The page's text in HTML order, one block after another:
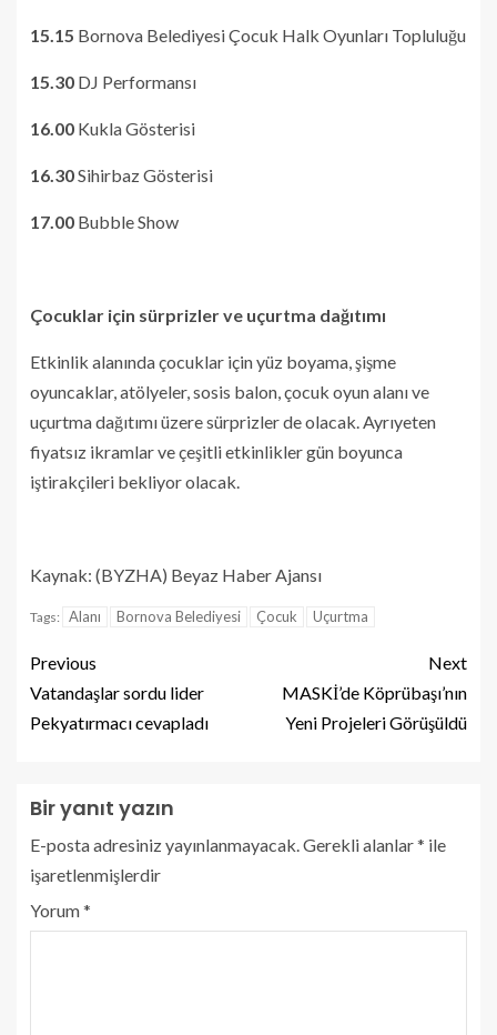
15.15 Bornova Belediyesi Çocuk Halk Oyunları Topluluğu
15.30 DJ Performansı
16.00 Kukla Gösterisi
16.30Sihirbaz Gösterisi
17.00 Bubble Show
Çocuklar için sürprizler ve uçurtma dağıtımı
Etkinlik alanında çocuklar için yüz boyama, şişme
oyuncaklar, atölyeler, sosis balon, çocuk oyun alanı ve
uçurtma dağıtımı üzere sürprizler de olacak. Ayrıyeten
fiyatsız ikramlar ve çeşitli etkinlikler gün boyunca
iştirakçileri bekliyor olacak.
Kaynak: (BYZHA) Beyaz Haber Ajansı
Tags: Alanı Bornova Belediyesi Çocuk Uçurtma
Previous
Vatandaşlar sordu lider
Pekyatırmacı cevapladı
Next
MASKİ’de Köprübaşı’nın
Yeni Projeleri Görüşüldü
Bir yanıt yazın
E-posta adresiniz yayınlanmayacak. Gerekli alanlar* ile
işaretlenmişlerdir
Yorum*